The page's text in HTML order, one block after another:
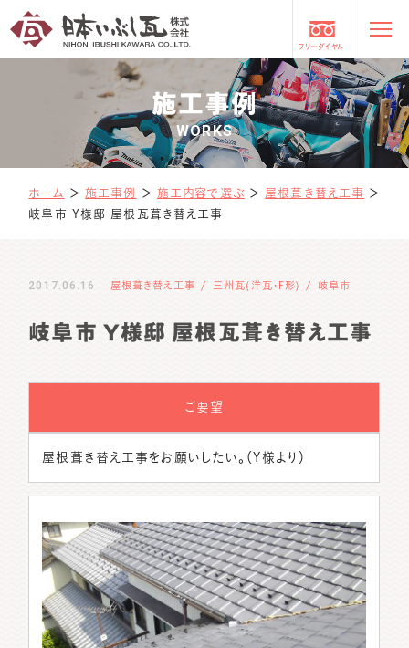
フリーダイヤル
施工事例
WORKS
ホーム ＞ 施工事例 ＞ 施工内容で選ぶ ＞ 屋根葺き替え工事
＞
岐阜市 Y様邸 屋根瓦葺き替え工事
2017.06.16 屋根葺き替え工事 三州瓦(洋瓦・F形) 岐阜市
岐阜市 Y様邸 屋根瓦葺き替え工事
ご要望
屋根葺き替え工事をお願いしたい。（Y様より）